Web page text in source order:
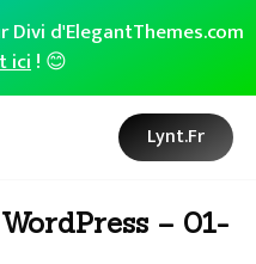
Divi d'ElegantThemes.com
ici! 😊
Lynt.fr
– 01-